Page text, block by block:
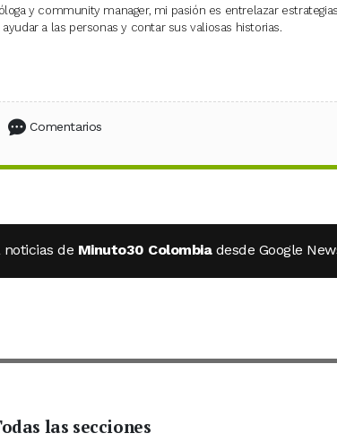
y community manager, mi pasión es entrelazar
a las personas y contar sus valiosas historias.
en Facebook
en X (Twitter)
en WhatsApp
Comentarios
noticias de Minuto30 Colombia desde Google
en Telegram
LinkedIn
en Pinterest
las secciones